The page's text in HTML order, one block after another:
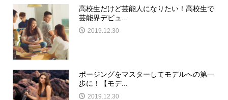
高校生だけど芸能人になりたい！高校生で
芸能界デビュ...
2019.12.30
ポージングをマスターしてモデルへの第一
歩に！【モデ...
2019.12.30